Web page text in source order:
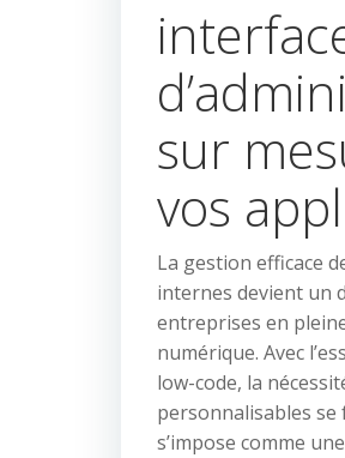
sur
vos
La gestion efficace
internes devient un
entreprises en
numérique. Avec
low-code, la
personnalisables
s’impose comme